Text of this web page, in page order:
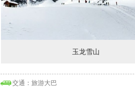
玉龙雪山
交通：旅游大巴